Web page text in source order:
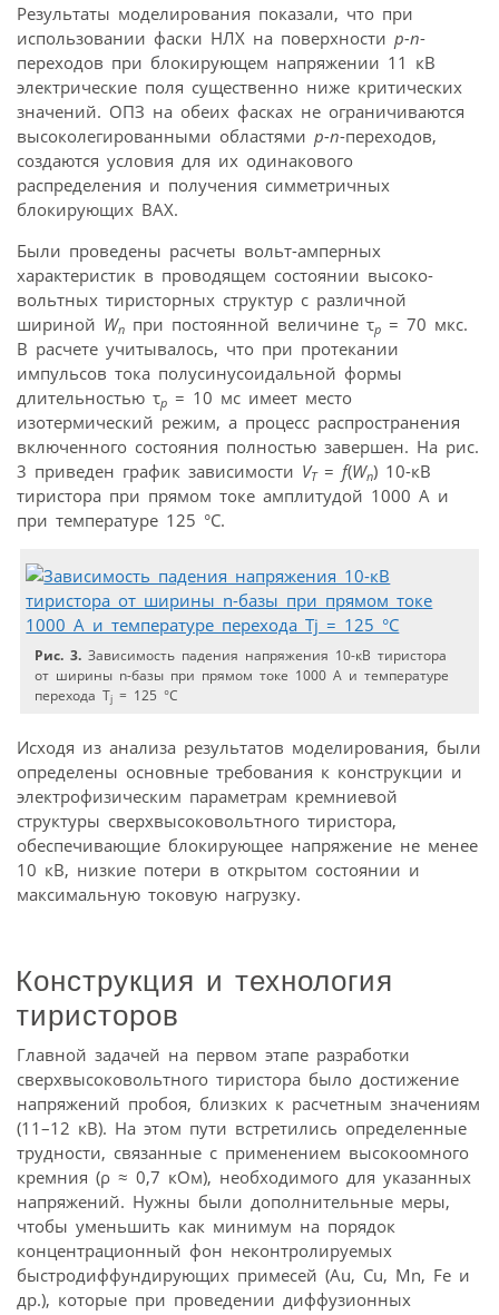
Результаты моделирования показали, что при
использовании фаски НЛХ на поверхности p-n-
переходов при блокирующем напряжении 11 кВ
электрические поля существенно ниже критических
значений. ОПЗ на обеих фасках не ограничиваются
высоколегированными областями p-n-переходов,
создаются условия для их одинакового
распределения и получения симметричных
блокирующих ВАХ.
Были проведены расчеты вольт-амперных
характеристик в проводящем состоянии высоко­
вольтных тиристорных структур с различной
шириной Wn при постоянной величине τp = 70 мкс.
В расчете учитывалось, что при протекании
импульсов тока полусинусоидальной формы
длительностью τp = 10 мс имеет место
изотермический режим, а процесс распространения
включенного состояния полностью завершен. На рис.
3 приведен график зависимости VT= f(Wn) 10-кВ
тиристора при прямом токе амплитудой 1000 А и
при температуре 125 °С.
Рис. 3. Зависимость падения напряжения 10-кВ тиристора
от ширины n-базы при прямом токе 1000 А и температуре
перехода Tj = 125 °C
Исходя из анализа результатов моделирования, были
определены основные требования к конструкции и
электрофизическим параметрам кремниевой
структуры сверх­высоковольтного тиристора,
обеспечивающие блокирующее напряжение не менее
10 кВ, низкие потери в открытом состоянии и
максимальную токовую нагрузку.
Конструкция и технология
тиристоров
Главной задачей на первом этапе разработки
сверхвысоковольтного тиристора было достижение
напряжений пробоя, близких к расчетным значениям
(11–12 кВ). На этом пути встретились определенные
трудности, связанные с применением высокоомного
кремния (ρ ≈ 0,7 кОм), необходимого для указанных
напряжений. Нужны были дополнительные меры,
чтобы уменьшить как минимум на порядок
концентрационный фон неконтролируемых
быстродиффундирующих примесей (Au, Cu, Mn, Fе и
др.), которые при проведении диффузионных